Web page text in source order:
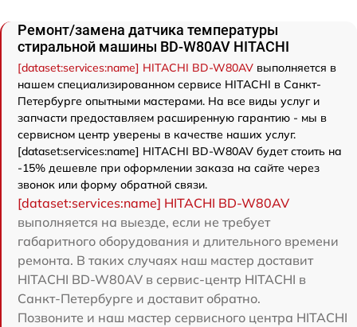
Ремонт/замена датчика температуры
стиральной машины BD-W80AV HITACHI
[dataset:services:name] HITACHI BD-W80AV выполняется в
нашем специализированном сервисе HITACHI в Санкт-
Петербурге опытными мастерами. На все виды услуг и
запчасти предоставляем расширенную гарантию - мы в
сервисном центр уверены в качестве наших услуг.
[dataset:services:name] HITACHI BD-W80AV будет стоить на
-15% дешевле при оформлении заказа на сайте через
звонок или форму обратной связи.
[dataset:services:name] HITACHI BD-W80AV
выполняется на выезде, если не требует
габаритного оборудования и длительного времени
ремонта. В таких случаях наш мастер доставит
HITACHI BD-W80AV в сервис-центр HITACHI в
Санкт-Петербурге и доставит обратно.
Позвоните и наш мастер сервисного центра HITACHI